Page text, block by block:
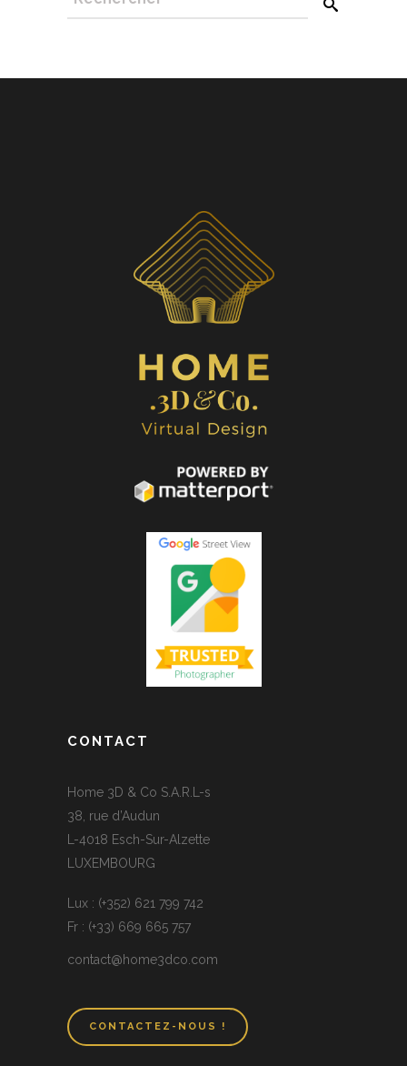
CONTACT
Home 3D & Co S.A.R.L-s
38, rue d’Audun
L-4018 Esch-Sur-Alzette
LUXEMBOURG
Lux : (+352) 621 799 742
Fr : (+33) 669 665 757
contact@home3dco.com
CONTACTEZ-NOUS !